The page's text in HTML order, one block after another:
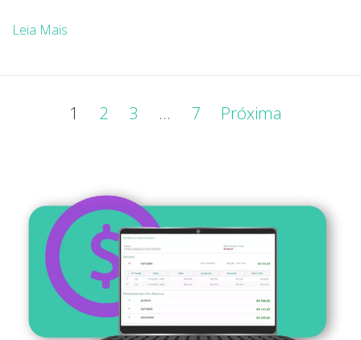
Leia Mais
Navegação
1 2 3 … 7 Próxima